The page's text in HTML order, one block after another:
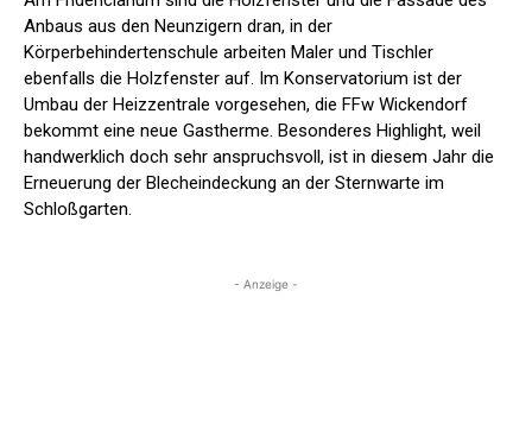
Anbaus aus den Neunzigern dran, in der
Körperbehindertenschule arbeiten Maler und Tischler
ebenfalls die Holzfenster auf. Im Konservatorium ist der
Umbau der Heizzentrale vorgesehen, die FFw Wickendorf
bekommt eine neue Gastherme. Besonderes Highlight, weil
handwerklich doch sehr anspruchsvoll, ist in diesem Jahr die
Erneuerung der Blecheindeckung an der Sternwarte im
Schloßgarten.
- Anzeige -